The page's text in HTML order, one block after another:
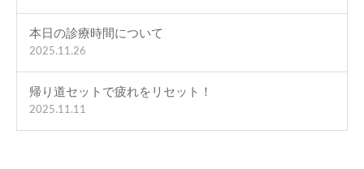
本日の診療時間について
2025.11.26
帰り道セットで疲れをリセット！
2025.11.11